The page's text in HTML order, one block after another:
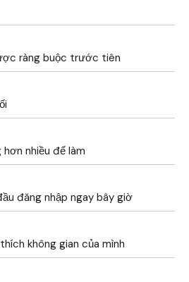
ràng buộc trước tiên
nhiều để làm
đăng nhập ngay bây giờ
không gian của mình